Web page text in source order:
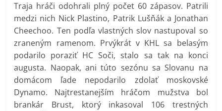
Traja hráči odohrali plný počet 60 zápasov. Patrili
medzi nich Nick Plastino, Patrik Lušňák a Jonathan
Cheechoo. Ten podľa vlastných slov nastupoval so
zraneným ramenom. Prvýkrát v KHL sa belasým
podarilo poraziť HC Soči, stalo sa tak na konci
augusta. Naopak, ani túto sezónu sa Slovanu na
domácom ľade nepodarilo zdolať moskovské
Dynamo. Najtrestanejším hráčom mužstva bol
brankár Brust, ktorý inkasoval 106 trestných